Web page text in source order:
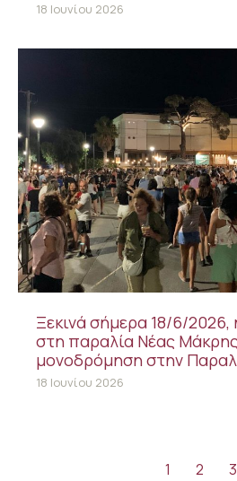
18 Ιουνίου 2026
Ξεκινά σήμερα 18/6/
στη παραλία Νέας
μονοδρόμηση στην
18 Ιουνίου 2026
1 2 3